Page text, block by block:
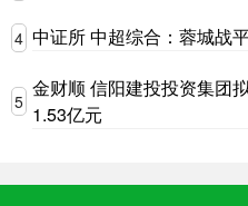
4 中证所 中超综合：蓉城战
5
金财顺 信阳建投投资集团
1.53亿元